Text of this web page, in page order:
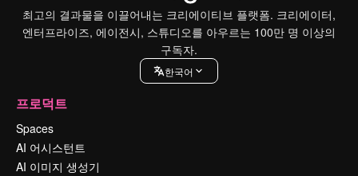
최고의 결과물을 이끌어내는 크리에이티브 플랫폼. 크리에이터,
엔터프라이즈, 에이전시, 스튜디오를 아우르는 100만 명 이상의
구독자.
한국어
프로덕트
Spaces
AI 어시스턴트
AI 이미지 생성기